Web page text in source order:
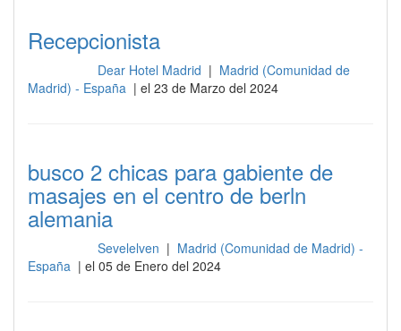
Recepcionista
Dear Hotel Madrid | Madrid (Comunidad de
Madrid) - España | el 23 de Marzo del 2024
busco 2 chicas para gabiente de
masajes en el centro de berln
alemania
Sevelelven | Madrid (Comunidad de Madrid) -
España | el 05 de Enero del 2024